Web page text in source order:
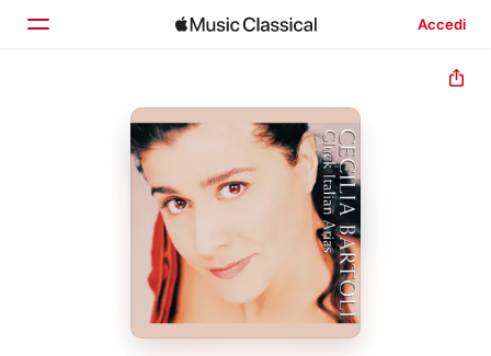
Accedi